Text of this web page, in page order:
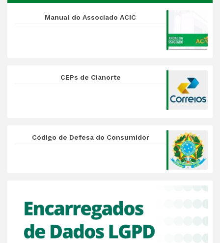
Manual do Associado ACIC
CEPs de Cianorte
Código de Defesa do Consumidor